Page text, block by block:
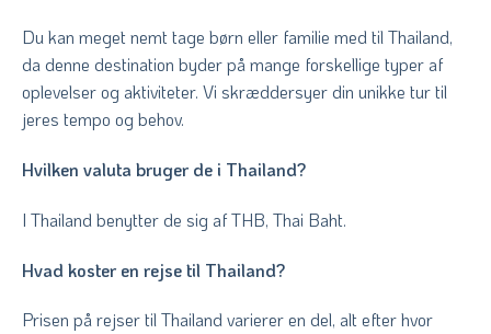
Du kan meget nemt tage børn eller familie med til Thailand,
da denne destination byder på mange forskellige typer af
oplevelser og aktiviteter. Vi skræddersyer din unikke tur til
jeres tempo og behov.
Hvilken valuta bruger de i Thailand?
I Thailand benytter de sig af THB, Thai Baht.
Hvad koster en rejse til Thailand?
Prisen på rejser til Thailand varierer en del, alt efter hvor